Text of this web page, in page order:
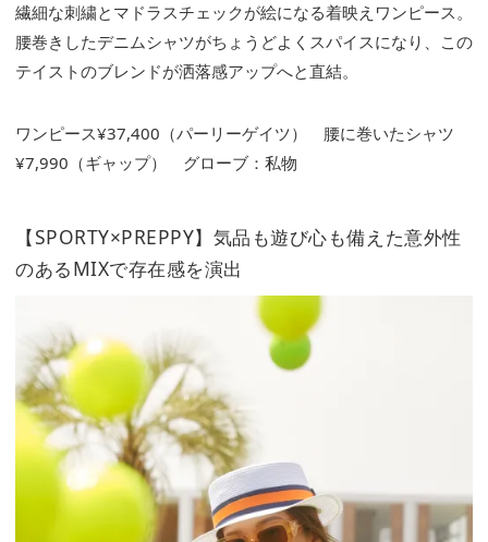
繊細な刺繍とマドラスチェックが絵になる着映えワンピース。
腰巻きしたデニムシャツがちょうどよくスパイスになり、この
テイストのブレンドが洒落感アップへと直結。
ワンピース¥37,400（パーリーゲイツ） 腰に巻いたシャツ
¥7,990（ギャップ） グローブ：私物
【SPORTY×PREPPY】気品も遊び心も備えた意外性
のあるMIXで存在感を演出